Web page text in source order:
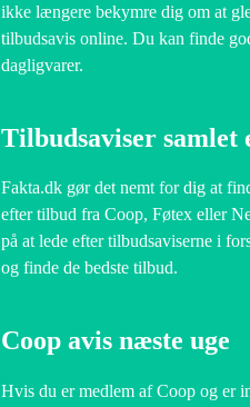
ikke længere bekymre dig om at
tilbudsavis online. Du kan finde
dagligvarer.
Tilbudsaviser samlet
Fakta.dk gør det nemt for dig at
efter tilbud fra Coop, Føtex eller
på at lede efter tilbudsaviserne i
og finde de bedste tilbud.
Coop avis næste uge
Hvis du er medlem af Coop og er